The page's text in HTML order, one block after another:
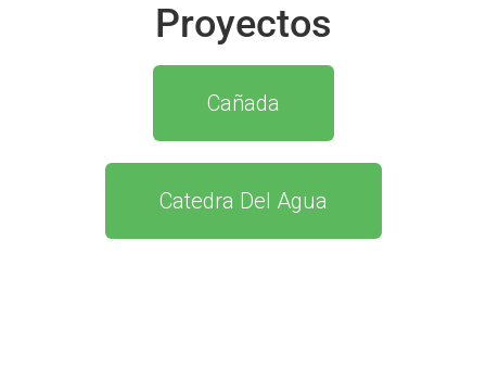
Proyectos
Cañada
Catedra Del Agua